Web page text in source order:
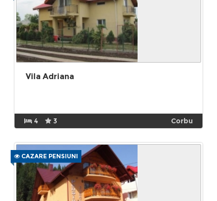
Vila Adriana
4 3 Corbu
CAZARE PENSIUNI